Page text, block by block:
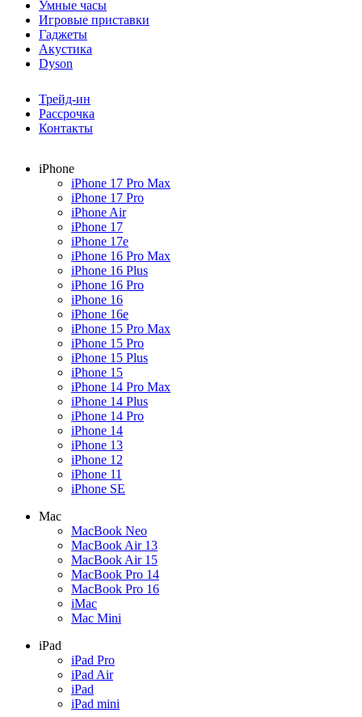
Умные часы
Игровые приставки
Гаджеты
Акустика
Dyson
Трейд-ин
Рассрочка
Контакты
iPhone
iPhone 17 Pro Max
iPhone 17 Pro
iPhone Air
iPhone 17
iPhone 17e
iPhone 16 Pro Max
iPhone 16 Plus
iPhone 16 Pro
iPhone 16
iPhone 16e
iPhone 15 Pro Max
iPhone 15 Pro
iPhone 15 Plus
iPhone 15
iPhone 14 Pro Max
iPhone 14 Plus
iPhone 14 Pro
iPhone 14
iPhone 13
iPhone 12
iPhone 11
iPhone SE
Mac
MacBook Neo
MacBook Air 13
MacBook Air 15
MacBook Pro 14
MacBook Pro 16
iMac
Mac Mini
iPad
iPad Pro
iPad Air
iPad
iPad mini